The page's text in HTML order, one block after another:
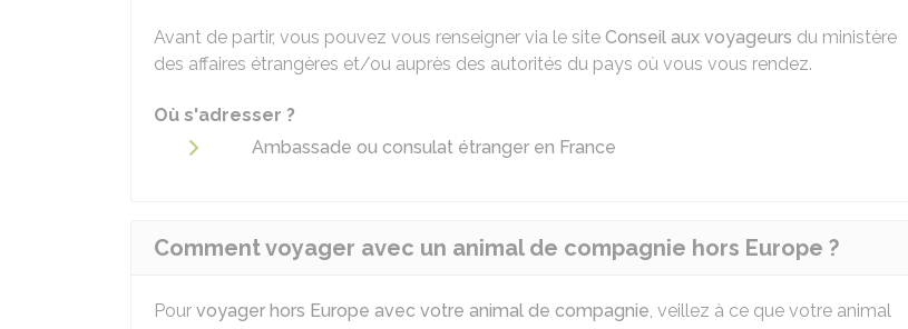
Avant de partir, vous pouvez vous renseigner via le site Conseil aux voyageurs du ministère
des affaires étrangères et/ou auprès des autorités du pays où vous vous rendez.
Où s'adresser ?
Ambassade ou consulat étranger en France
Comment voyager avec un animal de compagnie hors Europe ?
Pour voyager hors Europe avec votre animal de compagnie, veillez à ce que votre animal